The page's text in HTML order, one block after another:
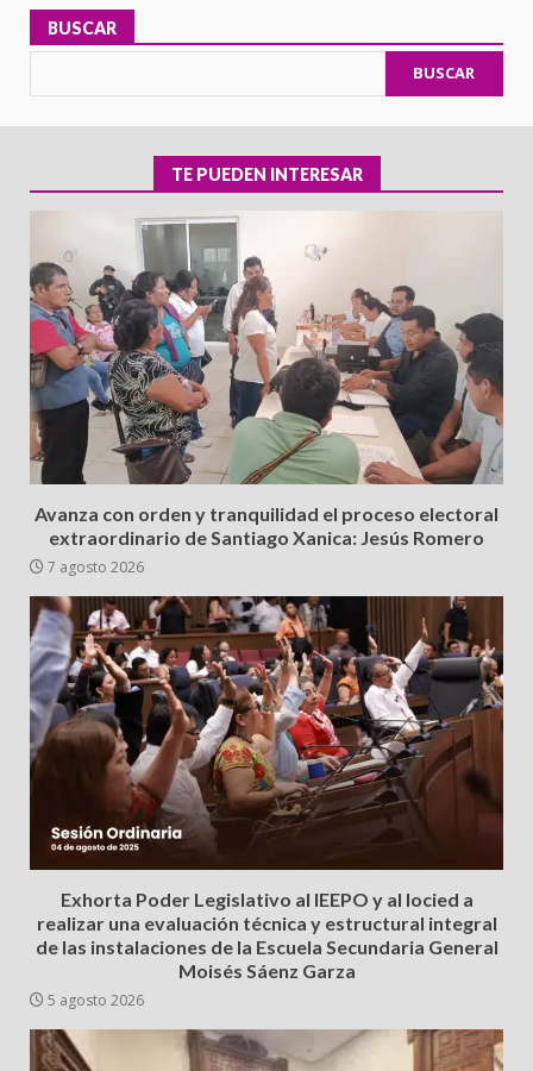
BUSCAR
BUSCAR
TE PUEDEN INTERESAR
Avanza con orden y tranquilidad el proceso electoral
extraordinario de Santiago Xanica: Jesús Romero
7 agosto 2026
Exhorta Poder Legislativo al IEEPO y al Iocied a
realizar una evaluación técnica y estructural integral
de las instalaciones de la Escuela Secundaria General
Moisés Sáenz Garza
5 agosto 2026